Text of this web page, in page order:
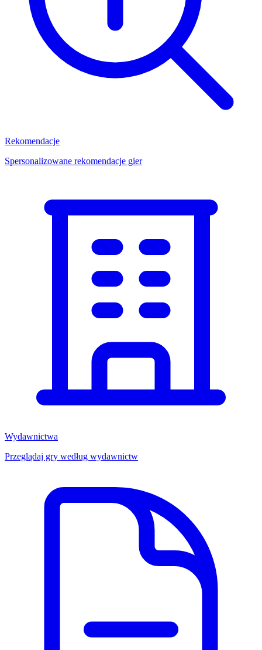
Rekomendacje
Spersonalizowane rekomendacje gier
Wydawnictwa
Przeglądaj gry według wydawnictw